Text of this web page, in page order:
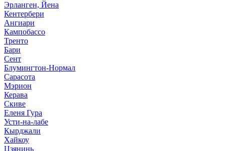
Эрланген, Йена
Кентербери
Ангиари
Кампобассо
Тренто
Бари
Сент
Блумингтон-Нормал
Сарасота
Мэрион
Керава
Скиве
Еленя Гура
Усти-на-лабе
Кырджали
Хайкоу
Цзянинь